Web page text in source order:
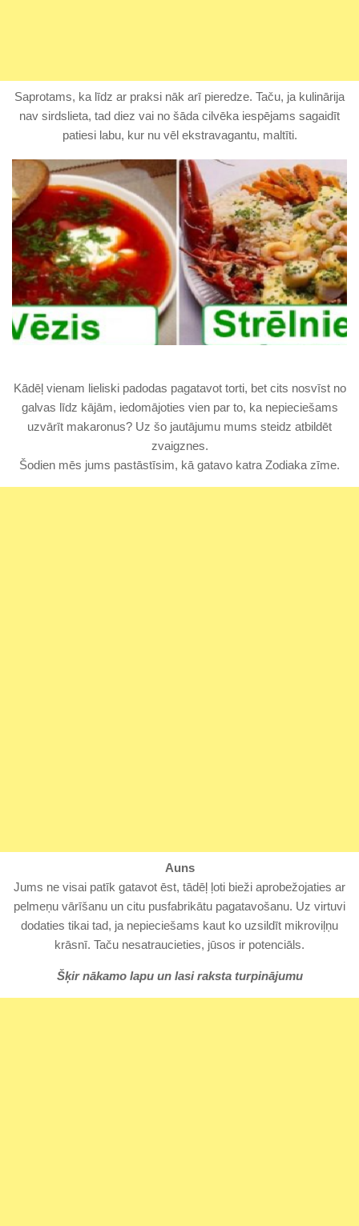
Saprotams, ka līdz ar praksi nāk arī pieredze. Taču, ja kulinārija
nav sirdslieta, tad diez vai no šāda cilvēka iespējams sagaidīt
patiesi labu, kur nu vēl ekstravagantu, maltīti.
Kādēļ vienam lieliski padodas pagatavot torti, bet cits nosvīst no
galvas līdz kājām, iedomājoties vien par to, ka nepieciešams
uzvārīt makaronus? Uz šo jautājumu mums steidz atbildēt
zvaigznes.
Šodien mēs jums pastāstīsim, kā gatavo katra Zodiaka zīme.
Auns
Jums ne visai patīk gatavot ēst, tādēļ ļoti bieži aprobežojaties ar
pelmeņu vārīšanu un citu pusfabrikātu pagatavošanu. Uz virtuvi
dodaties tikai tad, ja nepieciešams kaut ko uzsildīt mikroviļņu
krāsnī. Taču nesatraucieties, jūsos ir potenciāls.
Šķir nākamo lapu un lasi raksta turpinājumu